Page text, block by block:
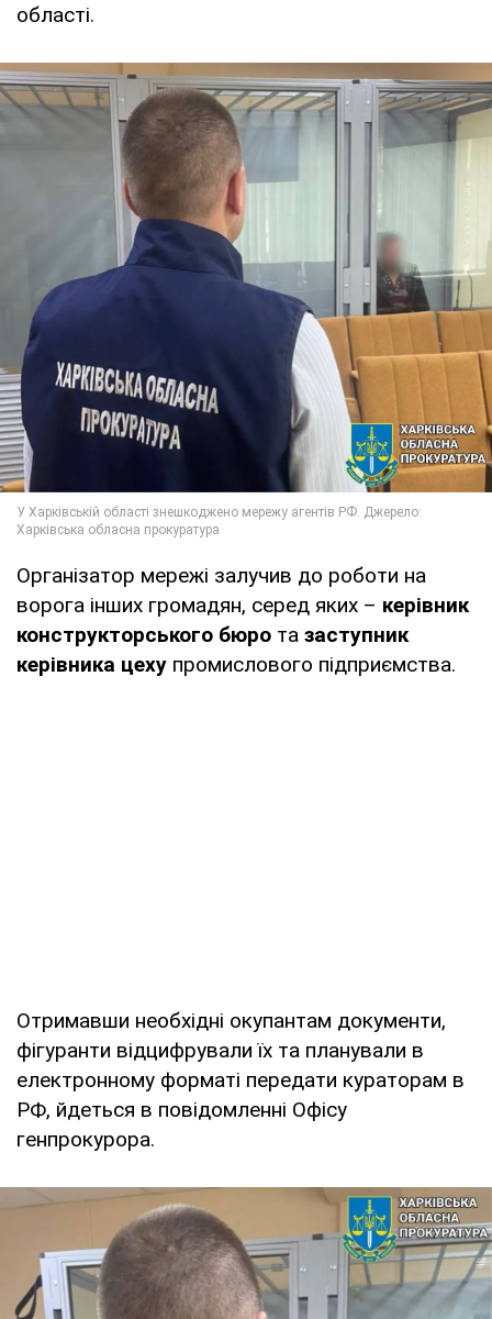
області.
Організатор мережі залучив до роботи на
ворога інших громадян, серед яких – керівник
конструкторського бюро та заступник
керівника цеху промислового підприємства.
Отримавши необхідні окупантам документи,
фігуранти відцифрували їх та планували в
електронному форматі передати кураторам в
РФ, йдеться в повідомленні Офісу
генпрокурора.